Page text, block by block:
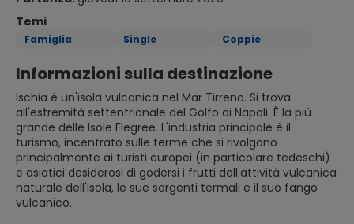
Temi
Famiglia Single Coppie
Informazioni sulla destinazione
Ischia è un'isola vulcanica nel Mar Tirreno. Si trova
all'estremità settentrionale del Golfo di Napoli. È la più
grande delle Isole Flegree. L'industria principale è il
turismo, incentrato sulle terme che si rivolgono
principalmente ai turisti europei (in particolare tedeschi)
e asiatici desiderosi di godersi i frutti dell'attività vulcanica
naturale dell'isola, le sue sorgenti termali e il suo fango
vulcanico.